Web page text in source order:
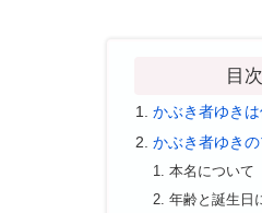
目次
かぶき者ゆきは
かぶき者ゆき
本名について
年齢と誕生日